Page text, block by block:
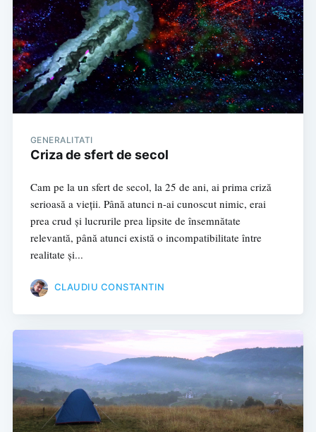
GENERALITATI
Criza de sfert de secol
Cam pe la un sfert de secol, la 25 de ani, ai prima criză
serioasă a vieții. Până atunci n-ai cunoscut nimic, erai
prea crud și lucrurile prea lipsite de însemnătate
relevantă, până atunci există o incompatibilitate între
realitate și...
CLAUDIU CONSTANTIN